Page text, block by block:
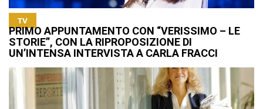
TV
PRIMO APPUNTAMENTO CON “VERISSIMO – LE
STORIE”, CON LA RIPROPOSIZIONE DI
UN’INTENSA INTERVISTA A CARLA FRACCI